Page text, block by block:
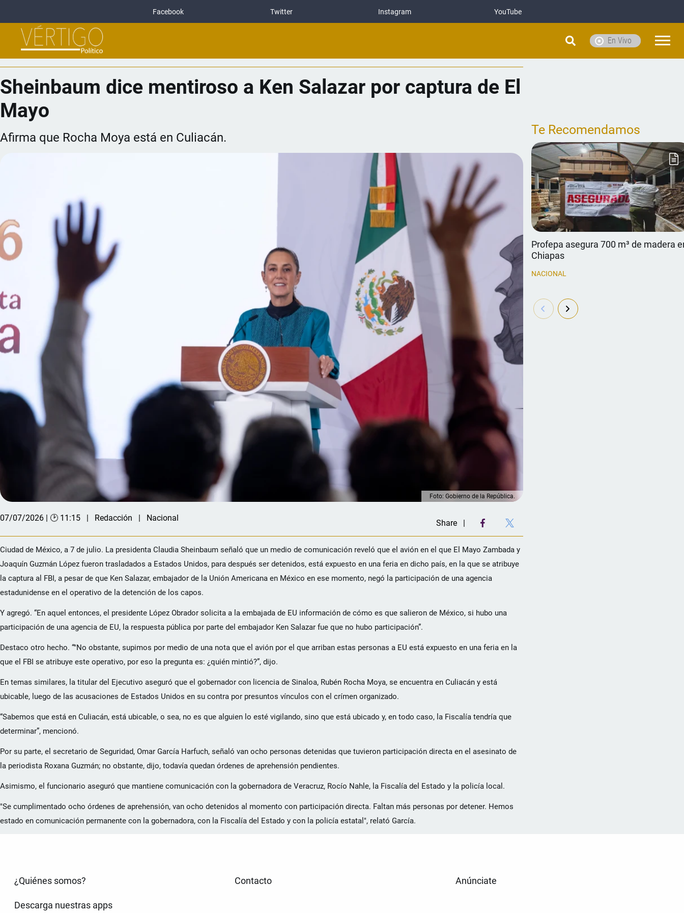
Facebook Twitter Instagram YouTube
En Vivo
Sheinbaum dice mentiroso a Ken Salazar por captura de El
Mayo
Afirma que Rocha Moya está en Culiacán.
Foto: Gobierno de la República.
07/07/2026 | 🕑 11:15 Redacción Nacional
Share
Ciudad de México, a 7 de julio. La presidenta Claudia Sheinbaum señaló que un medio de comunicación reveló que el avión en el que El Mayo Zambada y
Joaquín Guzmán López fueron trasladados a Estados Unidos, para después ser detenidos, está expuesto en una feria en dicho país, en la que se atribuye
la captura al FBI, a pesar de que Ken Salazar, embajador de la Unión Americana en México en ese momento, negó la participación de una agencia
estadunidense en el operativo de la detención de los capos.
Y agregó. “En aquel entonces, el presidente López Obrador solicita a la embajada de EU información de cómo es que salieron de México, si hubo una
participación de una agencia de EU, la respuesta pública por parte del embajador Ken Salazar fue que no hubo participación”.
Destaco otro hecho. “"No obstante, supimos por medio de una nota que el avión por el que arriban estas personas a EU está expuesto en una feria en la
que el FBI se atribuye este operativo, por eso la pregunta es: ¿quién mintió?”, dijo.
En temas similares, la titular del Ejecutivo aseguró que el gobernador con licencia de Sinaloa, Rubén Rocha Moya, se encuentra en Culiacán y está
ubicable, luego de las acusaciones de Estados Unidos en su contra por presuntos vínculos con el crímen organizado.
“Sabemos que está en Culiacán, está ubicable, o sea, no es que alguien lo esté vigilando, sino que está ubicado y, en todo caso, la Fiscalía tendría que
determinar”, mencionó.
Por su parte, el secretario de Seguridad, Omar García Harfuch, señaló van ocho personas detenidas que tuvieron participación directa en el asesinato de
la periodista Roxana Guzmán; no obstante, dijo, todavía quedan órdenes de aprehensión pendientes.
Asimismo, el funcionario aseguró que mantiene comunicación con la gobernadora de Veracruz, Rocío Nahle, la Fiscalía del Estado y la policía local.
"Se cumplimentado ocho órdenes de aprehensión, van ocho detenidos al momento con participación directa. Faltan más personas por detener. Hemos
estado en comunicación permanente con la gobernadora, con la Fiscalía del Estado y con la policía estatal", relató García.
Te Recomendamos
Profepa asegura 700 m³ de madera
Chiapas
NACIONAL
¿Quiénes somos? Contacto Anúnciate
Descarga nuestras apps